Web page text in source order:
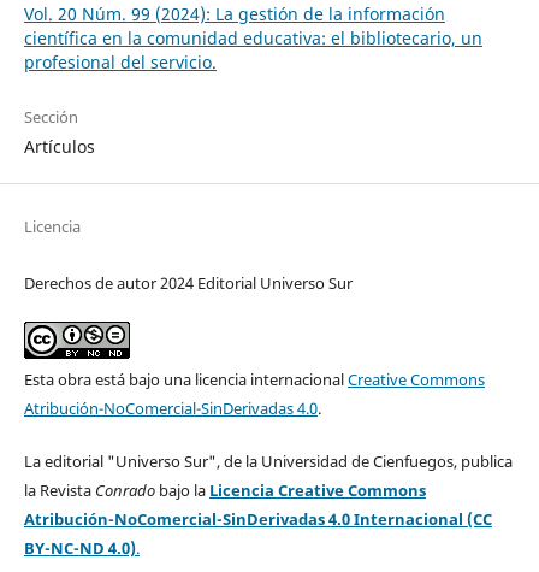
Vol. 20 Núm. 99 (2024): La gestión de la información
científica en la comunidad educativa: el bibliotecario, un
profesional del servicio.
Sección
Artículos
Licencia
Derechos de autor 2024 Editorial Universo Sur
Esta obra está bajo una licencia internacionalCreative Commons
Atribución-NoComercial-SinDerivadas 4.0.
La editorial "Universo Sur", de la Universidad de Cienfuegos, publica
la Revista Conradobajo la Licencia Creative Commons
Atribución-NoComercial-SinDerivadas 4.0 Internacional (CC
BY-NC-ND 4.0).